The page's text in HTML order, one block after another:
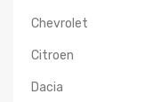
Chevrolet
Citroen
Dacia